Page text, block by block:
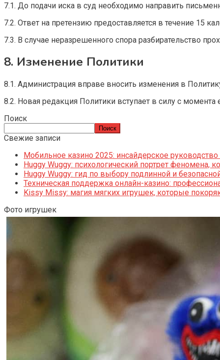
7.1. До подачи иска в суд необходимо направить
7.2. Ответ на претензию предоставляется в течение 15
7.3. В случае неразрешенного спора разбирательство
8. Изменение Политики
8.1. Администрация вправе вносить изменения в
8.2. Новая редакция Политики вступает в силу с
Поиск
Поиск
Свежие записи
Мобильное казино 2025: инсайдерское
Huggy Wuggy: психологический портрет феномена,
Huggy Wuggy: гид по выбору подлинной и
Техническая поддержка онлайн-казино:
Kissy Missy: магия мягких игрушек, которые
Фото игрушек